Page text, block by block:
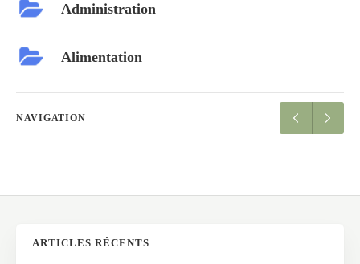
Administration
Alimentation
NAVIGATION
ARTICLES RÉCENTS